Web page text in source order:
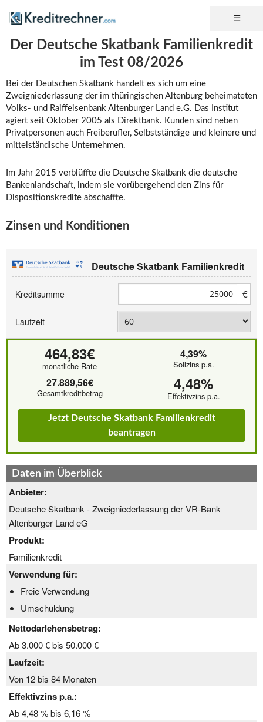
Der Deutsche Skatbank Familienkredit
im Test 08/2026
Bei der Deutschen Skatbank handelt es sich um eine
Zweigniederlassung der im thüringischen Altenburg beheimateten
Volks- und Raiffeisenbank Altenburger Land e.G. Das Institut
agiert seit Oktober 2005 als Direktbank. Kunden sind neben
Privatpersonen auch Freiberufler, Selbstständige und kleinere und
mittelständische Unternehmen.
Im Jahr 2015 verblüffte die Deutsche Skatbank die deutsche
Bankenlandschaft, indem sie vorübergehend den Zins für
Dispositionskredite abschaffte.
Zinsen und Konditionen
Deutsche Skatbank Familienkredit
Kreditsumme €
Laufzeit
464,83€
monatliche Rate
4,39%
Sollzins p.a.
4,48%
Effektivzins p.a.
27.889,56€
Gesamtkreditbetrag
Jetzt Deutsche Skatbank Familienkredit
beantragen
Daten im Überblick
Anbieter:
Deutsche Skatbank - Zweigniederlassung der VR-Bank
Altenburger Land eG
Produkt:
Familienkredit
Verwendung für:
Freie Verwendung
Umschuldung
Nettodarlehensbetrag:
Ab 3.000 € bis 50.000 €
Laufzeit:
Von 12 bis 84 Monaten
Effektivzins p.a.:
Ab 4,48 % bis 6,16 %